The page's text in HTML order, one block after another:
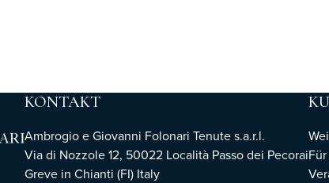
KONTAKT
Ambrogio e Giovanni Folonari Tenute s.a.r.l.
Via di Nozzole 12, 50022 Località Passo dei Pecorai
Greve in Chianti (FI) Italy